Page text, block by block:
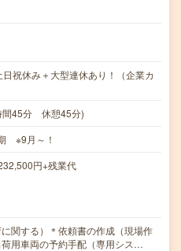
祝休み＋大型連休あり！（企業カ
間45分 休憩45分)
※9月～！
円+残業代
関する）＊依頼書の作成（現場作
用車両の予約手配（専用シス…